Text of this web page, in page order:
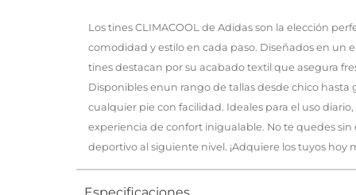
Los tines CLIMACOOL de Adidas son la elección
comodidad y estilo en cada paso. Diseñados en un
tines destacan por su acabado textil que asegura
Disponibles enun rango de tallas desde chico hasta
cualquier pie con facilidad. Ideales para el uso
experiencia de confort inigualable. No te quedes sin
deportivo al siguiente nivel. ¡Adquiere los tuyos hoy